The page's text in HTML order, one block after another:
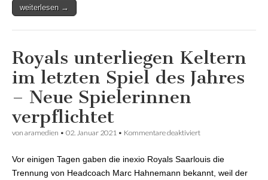
weiterlesen →
Royals unterliegen Keltern
im letzten Spiel des Jahres
– Neue Spielerinnen
verpflichtet
von aramedien • 02. Januar 2021 • Kommentare deaktiviert
Jahres – Neue
Spielerinnen
Vor einigen Tagen gaben die inexio Royals Saarlouis die
Trennung von Headcoach Marc Hahnemann bekannt, weil der